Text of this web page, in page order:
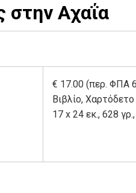
στην Αχαΐα
€ 17.00 (περ. ΦΠΑ
Βιβλίο, Χαρτόδετο
17 x 24 εκ., 628